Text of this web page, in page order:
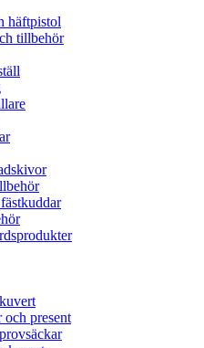
häftpistol
tillbehör
och present